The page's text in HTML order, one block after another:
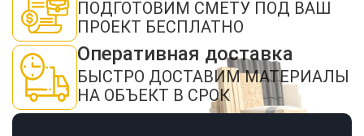
ПОДГОТОВИМ СМЕТУ ПОД ВАШ
ПРОЕКТ БЕСПЛАТНО
Оперативная доставка
БЫСТРО ДОСТАВИМ МАТЕРИАЛЫ
НА ОБЪЕКТ В СРОК